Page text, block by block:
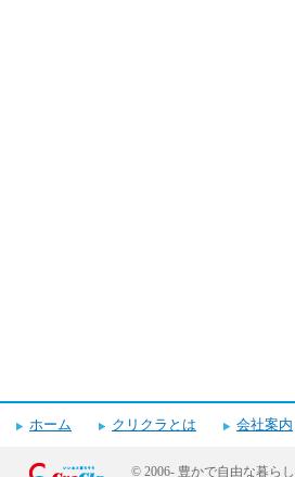
ホーム クリクラとは 会社案内
© 2006- 豊かで自由な暮ら